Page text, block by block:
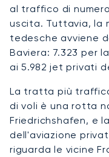
al traffico di
uscita. Tuttavia, la
tedesche avviene
Baviera: 7.323 per
ai 5.982 jet privati
La tratta più
di voli è una rotta
Friedrichshafen, e
dell'aviazione
riguarda le vicine